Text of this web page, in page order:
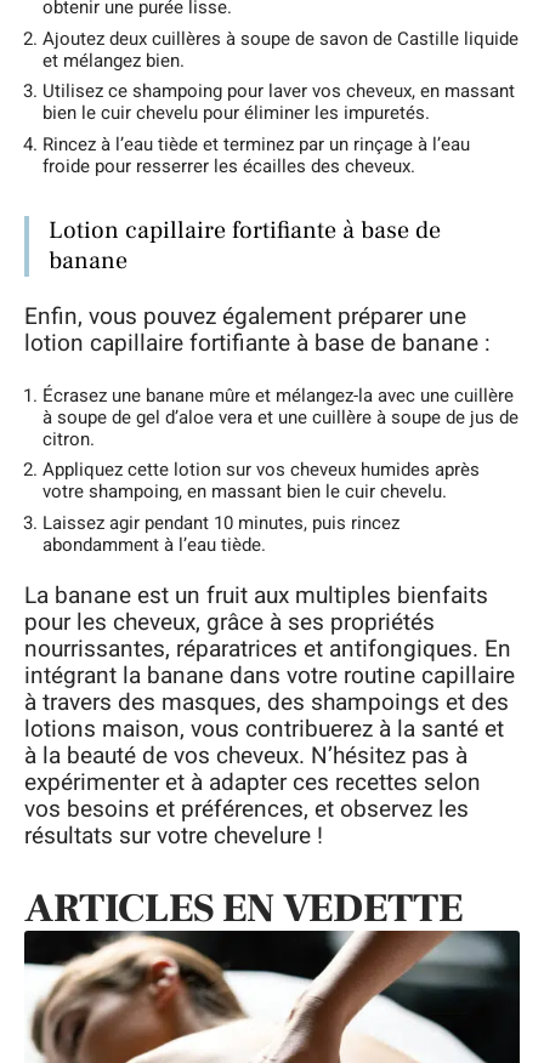
obtenir une purée lisse.
Ajoutez deux cuillères à soupe de savon de Castille liquide
et mélangez bien.
Utilisez ce shampoing pour laver vos cheveux, en massant
bien le cuir chevelu pour éliminer les impuretés.
Rincez à l’eau tiède et terminez par un rinçage à l’eau
froide pour resserrer les écailles des cheveux.
Lotion capillaire fortifiante à base de
banane
Enfin, vous pouvez également préparer une
lotion capillaire fortifiante à base de banane :
Écrasez une banane mûre et mélangez-la avec une cuillère
à soupe de gel d’aloe vera et une cuillère à soupe de jus de
citron.
Appliquez cette lotion sur vos cheveux humides après
votre shampoing, en massant bien le cuir chevelu.
Laissez agir pendant 10 minutes, puis rincez
abondamment à l’eau tiède.
La banane est un fruit aux multiples bienfaits
pour les cheveux, grâce à ses propriétés
nourrissantes, réparatrices et antifongiques. En
intégrant la banane dans votre routine capillaire
à travers des masques, des shampoings et des
lotions maison, vous contribuerez à la santé et
à la beauté de vos cheveux. N’hésitez pas à
expérimenter et à adapter ces recettes selon
vos besoins et préférences, et observez les
résultats sur votre chevelure !
ARTICLES EN VEDETTE